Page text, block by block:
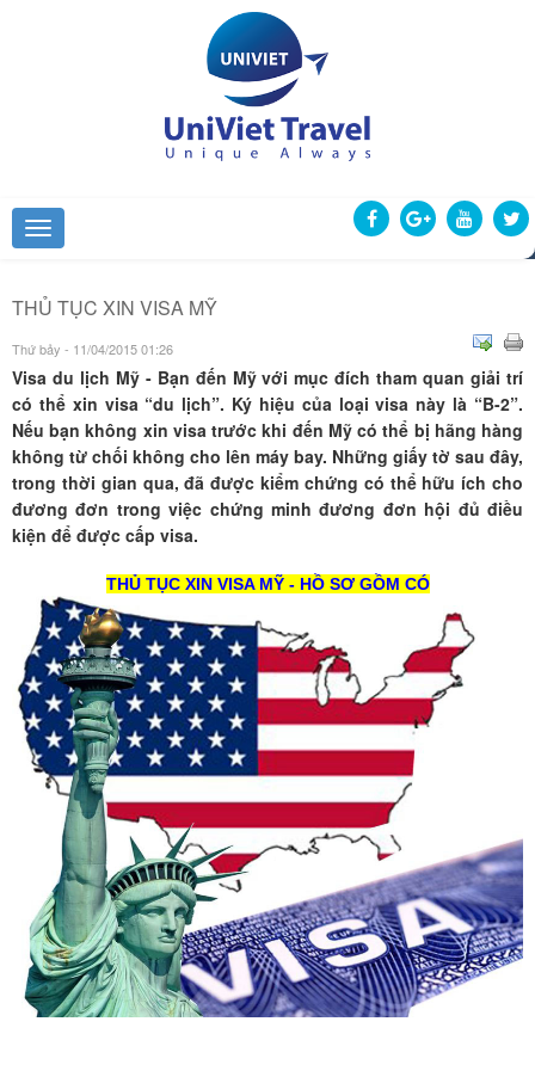
THỦ TỤC XIN VISA MỸ
Thứ bảy - 11/04/2015 01:26
Visa du lịch Mỹ - Bạn đến Mỹ với mục đích tham quan giải trí
có thể xin visa “du lịch”. Ký hiệu của loại visa này là “B-2”.
Nếu bạn không xin visa trước khi đến Mỹ có thể bị hãng hàng
không từ chối không cho lên máy bay. Những giấy tờ sau đây,
trong thời gian qua, đã được kiểm chứng có thể hữu ích cho
đương đơn trong việc chứng minh đương đơn hội đủ điều
kiện để được cấp visa.
THỦ TỤC XIN VISA MỸ - HỒ SƠ GỒM CÓ